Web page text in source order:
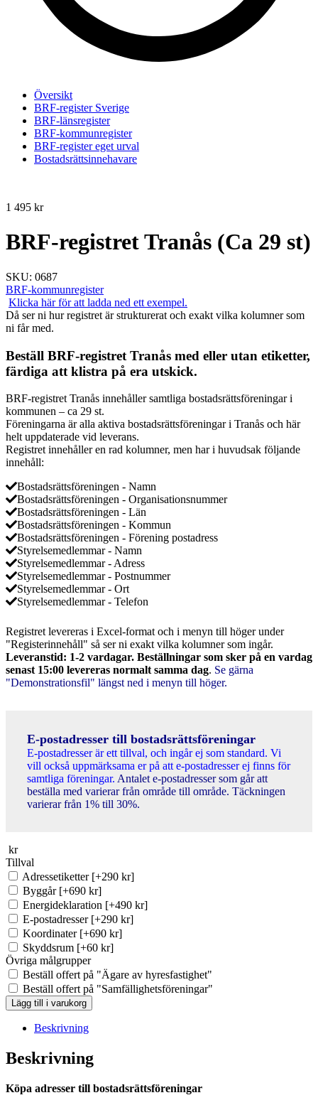
Översikt
BRF-register Sverige
BRF-länsregister
BRF-kommunregister
BRF-register eget urval
Bostadsrättsinnehavare
1 495 kr
BRF-registret Tranås (Ca 29 st)
SKU: 0687
BRF-kommunregister
Klicka här för att ladda ned ett exempel.
Då ser ni hur registret är strukturerat och exakt vilka kolumner som
ni får med.
Beställ BRF-registret Tranås med eller utan etiketter,
färdiga att klistra på era utskick.
BRF-registret Tranås innehåller samtliga bostadsrättsföreningar i
kommunen – ca 29 st.
Föreningarna är alla aktiva bostadsrättsföreningar i Tranås och här
helt uppdaterade vid leverans.
Registret innehåller en rad kolumner, men har i huvudsak följande
innehåll:
Bostadsrättsföreningen - Namn
Bostadsrättsföreningen - Organisationsnummer
Bostadsrättsföreningen - Län
Bostadsrättsföreningen - Kommun
Bostadsrättsföreningen - Förening postadress
Styrelsemedlemmar - Namn
Styrelsemedlemmar - Adress
Styrelsemedlemmar - Postnummer
Styrelsemedlemmar - Ort
Styrelsemedlemmar - Telefon
Registret levereras i Excel-format och i menyn till höger under
"Registerinnehåll" så ser ni exakt vilka kolumner som ingår.
Leveranstid: 1-2 vardagar. Beställningar som sker på en vardag
senast 15:00 levereras normalt samma dag. Se gärna
"Demonstrationsfil" längst ned i menyn till höger.
E-postadresser till bostadsrättsföreningar
E-postadresser är ett tillval, och ingår ej som standard. Vi
vill också uppmärksama er på att e-postadresser ej finns för
samtliga föreningar. Antalet e-postadresser som går att
beställa med varierar från område till område. Täckningen
varierar från 1% till 30%.
kr
Tillval
Adressetiketter [+290 kr]
Byggår [+690 kr]
Energideklaration [+490 kr]
E-postadresser [+290 kr]
Koordinater [+690 kr]
Skyddsrum [+60 kr]
Övriga målgrupper
Beställ offert på "Ägare av hyresfastighet"
Beställ offert på "Samfällighetsföreningar"
BRF-
registret
Tranås
29
st)
Lägg till i varukorg
Beskrivning
Beskrivning
Köpa adresser till bostadsrättsföreningar